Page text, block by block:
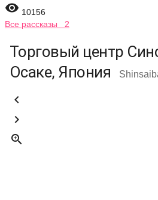
 10156
Все рассказы 2
Торговый центр
Осаке, Япония


